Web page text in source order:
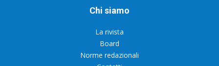
Chi siamo
La rivista
Board
Norme redazionali